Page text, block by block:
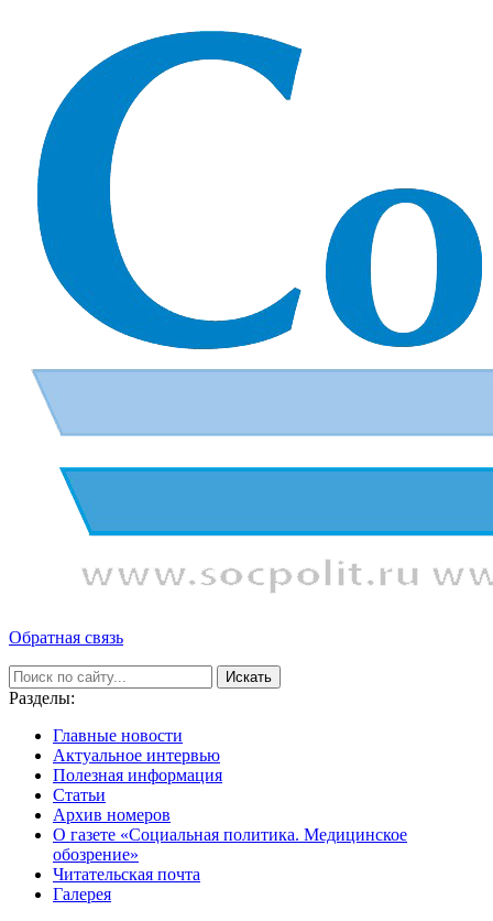
Обратная связь
Искать
Разделы:
Главные новости
Актуальное интервью
Полезная информация
Статьи
Архив номеров
О газете «Социальная политика. Медицинское
обозрение»
Читательская почта
Галерея